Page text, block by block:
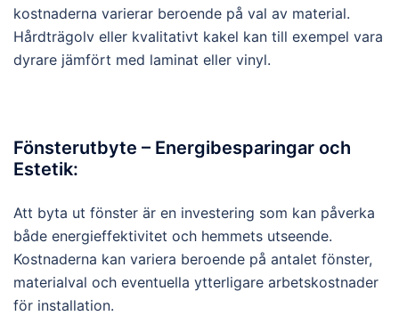
kostnaderna varierar beroende på val av material.
Hårdträgolv eller kvalitativt kakel kan till exempel vara
dyrare jämfört med laminat eller vinyl.
Fönsterutbyte – Energibesparingar och
Estetik:
Att byta ut fönster är en investering som kan påverka
både energieffektivitet och hemmets utseende.
Kostnaderna kan variera beroende på antalet fönster,
materialval och eventuella ytterligare arbetskostnader
för installation.